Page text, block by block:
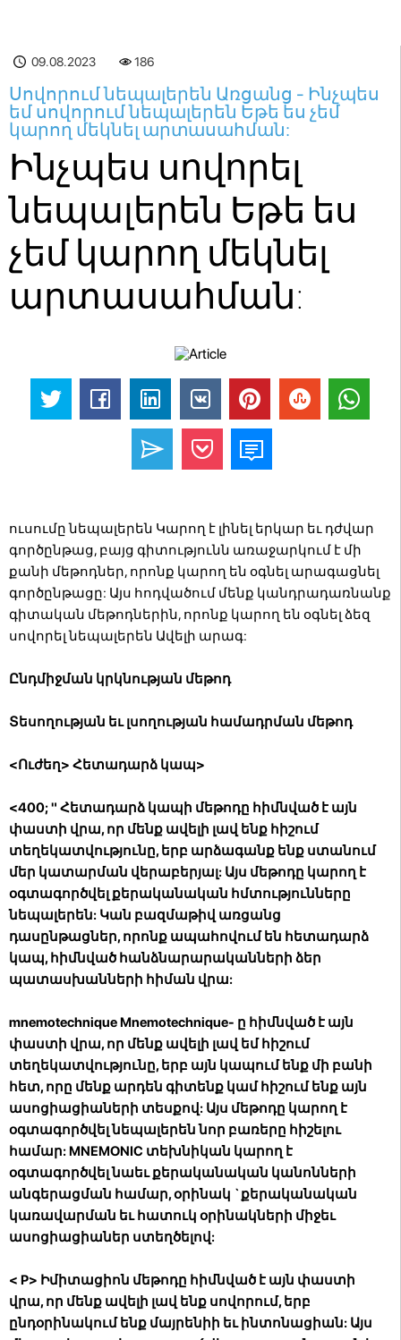
09.08.2023 186
Սովորում նեպալերեն Առցանց - Ինչպես
եմ սովորում նեպալերեն Եթե ես չեմ
կարող մեկնել արտասահման:
Ինչպես սովորել
նեպալերեն Եթե ես
չեմ կարող մեկնել
արտասահման:
ուսումը նեպալերեն Կարող է լինել երկար եւ դժվար
գործընթաց, բայց գիտությունն առաջարկում է մի
քանի մեթոդներ, որոնք կարող են օգնել արագացնել
գործընթացը: Այս հոդվածում մենք կանդրադառնանք
գիտական ​​մեթոդներին, որոնք կարող են օգնել ձեզ
սովորել նեպալերեն Ավելի արագ:
Ընդմիջման կրկնության մեթոդ
Տեսողության եւ լսողության համադրման մեթոդ
<Ուժեղ> Հետադարձ կապ>
<400; " Հետադարձ կապի մեթոդը հիմնված է այն
փաստի վրա, որ մենք ավելի լավ ենք հիշում
տեղեկատվությունը, երբ արձագանք ենք ստանում
մեր կատարման վերաբերյալ: Այս մեթոդը կարող է
օգտագործվել քերականական հմտությունները
նեպալերեն: Կան բազմաթիվ առցանց
դասընթացներ, որոնք ապահովում են հետադարձ
կապ, հիմնված հանձնարարականների ձեր
պատասխանների հիման վրա:
mnemotechniqueMnemotechnique- ը հիմնված է այն
փաստի վրա, որ մենք ավելի լավ եմ հիշում
տեղեկատվությունը, երբ այն կապում ենք մի բանի
հետ, որը մենք արդեն գիտենք կամ հիշում ենք այն
ասոցիացիաների տեսքով: Այս մեթոդը կարող է
օգտագործվել նեպալերեն նոր բառերը հիշելու
համար: MNEMONIC տեխնիկան կարող է
օգտագործվել նաեւ քերականական կանոնների
անգերացման համար, օրինակ `քերականական
կառավարման եւ հատուկ օրինակների միջեւ
ասոցիացիաներ ստեղծելով:
< P> Իմիտացիոն մեթոդը հիմնված է այն փաստի
վրա, որ մենք ավելի լավ ենք սովորում, երբ
ընդօրինակում ենք մայրենիի եւ ինտոնացիան: Այս